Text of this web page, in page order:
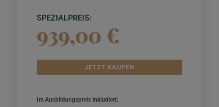
SPEZIALPREIS:
939,00 €
JETZT KAUFEN
Im Ausbildungspreis inkludiert: